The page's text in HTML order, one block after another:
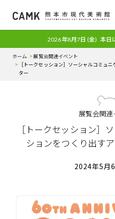
2026年8月7日 (金) 本日
ホーム
展覧会関連イベント
［トークセッション］ソーシャルコミュ
ター
展覧会関連
［トークセッション］
ションをつくり出す
2024年5月6